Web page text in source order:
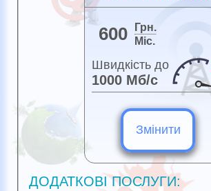
600
Грн.
Міс.
Швидкість до
1000 Мб/с
Змінити
ДОДАТКОВІ ПОСЛУГИ: